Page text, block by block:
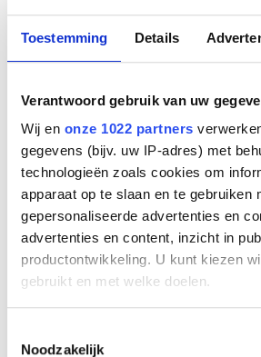
Toestemming Details
Verantwoord gebruik van uw
Wij en onze 1022 partners
gegevens (bijv. uw IP-adres) met
technologieën zoals cookies om
apparaat op te slaan en te gebruiken
gepersonaliseerde advertenties en
advertenties en content, inzicht in
productontwikkeling. U kunt kiezen
gebruikt en met welke doelen.
Informatie verzamelen over
Noodzakelijk